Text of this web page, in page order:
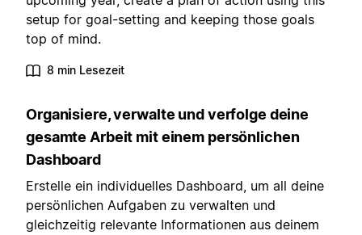
setup for goal-setting and keeping those goals
top of mind.
8 min Lesezeit
Organisiere, verwalte und verfolge deine
gesamte Arbeit mit einem persönlichen
Dashboard
Erstelle ein individuelles Dashboard, um all deine
persönlichen Aufgaben zu verwalten und
gleichzeitig relevante Informationen aus deinem